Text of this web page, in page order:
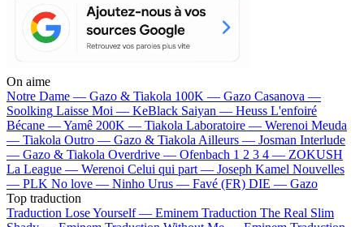
On aime
Notre Dame — Gazo & Tiakola 100K — Gazo Casanova —
Soolking Laisse Moi — KeBlack Saiyan — Heuss L'enfoiré
Bécane —Yamê 200K — Tiakola Laboratoire — Werenoi Meuda
— Tiakola Outro — Gazo & Tiakola Ailleurs — Josman Interlude
— Gazo & Tiakola Overdrive — Ofenbach 1 2 3 4 — ZOKUSH
La League — Werenoi Celui qui part — Joseph Kamel Nouvelles
— PLK No love — Ninho Urus — Favé (FR) DIE — Gazo
Top traduction
Traduction Lose Yourself — Eminem Traduction The Real Slim